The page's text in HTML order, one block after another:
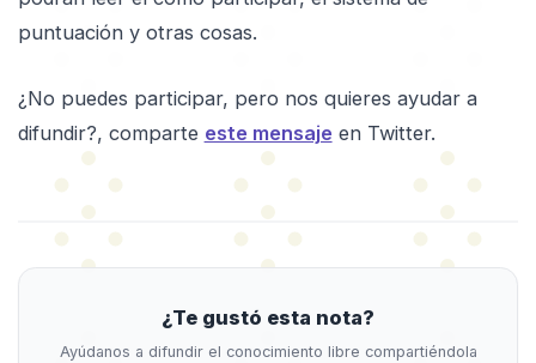
puntuación y otras cosas.
¿No puedes participar, pero nos quieres ayudar a
difundir?, comparte este mensaje en Twitter.
¿Te gustó esta nota?
Ayúdanos a difundir el conocimiento libre compartiéndola